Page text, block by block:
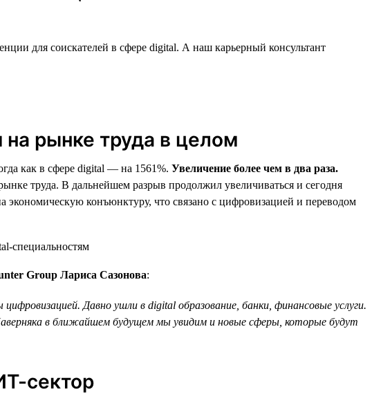
для соискателей в сфере digital. А наш карьерный консультант
рынке труда в целом
как в сфере digital — на 1561%. Увеличение более чем в два раза.
труда. В дальнейшем разрыв продолжил увеличиваться и сегодня
экономическую конъюнктуру, что связано с цифровизацией и переводом
Group Лариса Сазонова:
Давно ушли в digital образование, банки, финансовые услуги.
в ближайшем будущем мы увидим и новые сферы, которые будут
сектор